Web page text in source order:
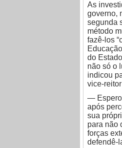
As
governo,
segunda
método
fazê-los
do
não só o
indicou
vice-
— Espero
após
sua
para não
forças
defendê-